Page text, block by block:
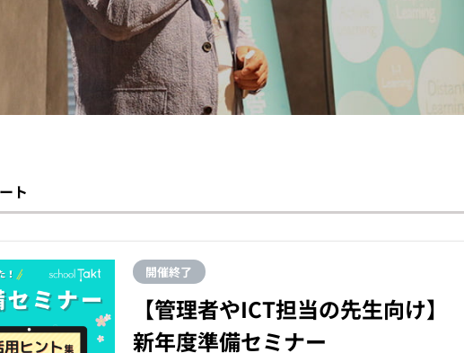
ト
開催終了
【管理者やICT担当の先生向け】
新年度準備セミナー